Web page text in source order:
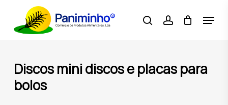
main
pesquisaraccount
Menu
Discos mini discos e placas para
bolos